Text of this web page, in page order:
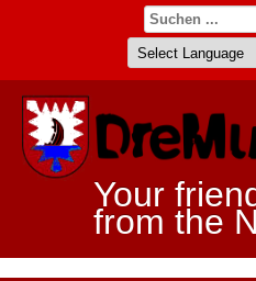
Your
from the